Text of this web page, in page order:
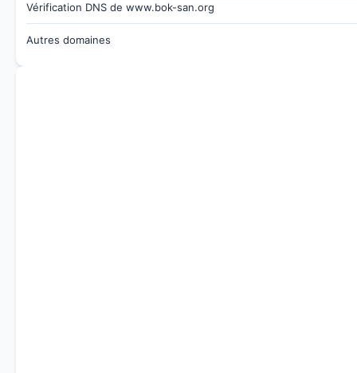
Vérification DNS de www.bok-san.org
Autres domaines